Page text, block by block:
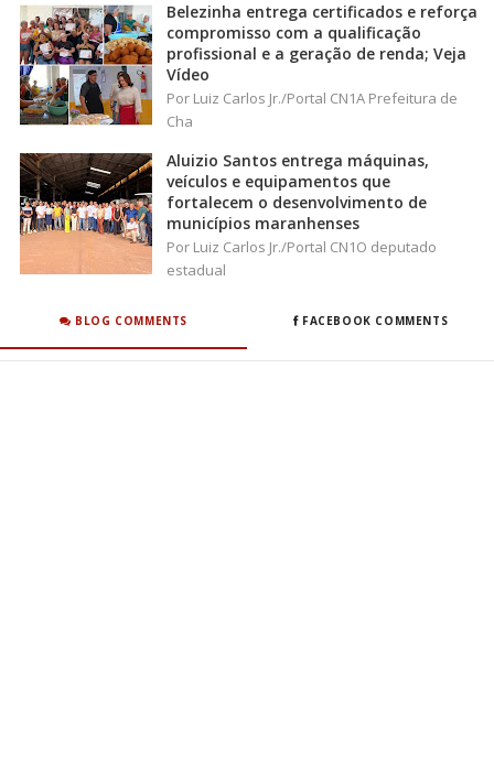
Belezinha entrega certificados e reforça
compromisso com a qualificação
profissional e a geração de renda; Veja
Vídeo
Por Luiz Carlos Jr./Portal CN1A Prefeitura de
Cha
Aluizio Santos entrega máquinas,
veículos e equipamentos que
fortalecem o desenvolvimento de
municípios maranhenses
Por Luiz Carlos Jr./Portal CN1O deputado
estadual
BLOG COMMENTS FACEBOOK COMMENTS